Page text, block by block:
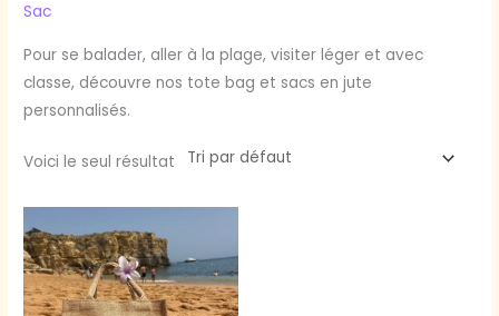
Sac
Pour se balader, aller à la plage, visiter léger et avec
classe, découvre nos tote bag et sacs en jute
personnalisés.
Voici le seul résultat
de
prix :
17,90 €
à
28,90 €
a
plusieurs